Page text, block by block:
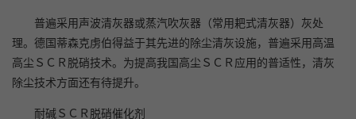
普遍采用声波清灰器或蒸汽吹灰器（常用耙式清灰器）灰处
理。德国蒂森克虏伯得益于其先进的除尘清灰设施，普遍采用高温
高尘ＳＣＲ脱硝技术。为提高我国高尘ＳＣＲ应用的普适性，清灰
除尘技术方面还有待提升。
耐碱ＳＣＲ脱硝催化剂